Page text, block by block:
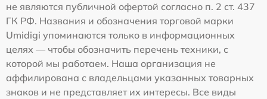
не являются публичной офертой согласно п. 2 ст. 437
ГК РФ. Названия и обозначения торговой марки
Umidigi упоминаются только в информационных
целях — чтобы обозначить перечень техники, с
которой мы работаем. Наша организация не
аффилирована с владельцами указанных товарных
знаков и не представляет их интересы. Все виды